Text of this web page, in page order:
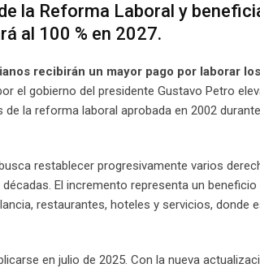
la Reforma Laboral y
al 100 % en 2027.
recibirán un mayor pago por laborar los
el gobierno del presidente Gustavo Petro
la reforma laboral aprobada en 2002
restablecer progresivamente varios
El incremento representa un
restaurantes, hoteles y servicios, donde
en julio de 2025. Con la nueva